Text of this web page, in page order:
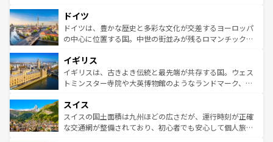
せる。地方によって風土や気候が異なるスペインはその個
性で訪れる人を魅了する。 なお、新着のスペイン情報は コ
ンテンツ一覧を参照してほしい。
で、幅広い魅力が詰まっている。華麗な宮殿、歴史的な大
聖堂、美しいビーチ、そして豊かな自然が、訪れる者を心
から魅了する。また、フランスは美食の国としても知ら
いる。シャンパンの発祥地であるランス、プロヴァンスの
香り高いラベンダー畑など、多彩な楽しみ方が可能だ。さ
らに、パリ以外の地域にも魅力が溢れており、どの街角に
れる地方に足を運ぶとそれぞれで全く異なる文化を体験で
きるだろう。 なお、新着のフランス情報はコンテンツ一覧
を参照してほしい。
ドイツ
ドイツは、豊かな歴史と多彩な文化が交差するヨーロッパ
の中心に位置する国。中世の街並みが残るロマンチック街
顔を持つこの国は、どこを歩いても飽きることがない。ベ
ルリンの文化的活気、バイエルン州のアルプスの絶景、そ
してライン川沿いのワイン畑といった風景は必見。ビール
は、お酒好きな人にはぜひ体験してほしい。 なお、新着の
ドイツ情報はコンテンツ一覧を参照してほしい。
イギリス
イギリスは、古きよき伝統と最先端が共存する国。ウェス
トミンスター寺院や大英博物館のようなランドマーク、歴
リアごとに異なる魅力がある。また、優雅なアフタヌーン
ティー、ビール好きにはたまらない英国パブ、サッカー観
戦など、本場だからこそできる体験も豊富。イギリスを旅
スイス
スイスの国土面積は九州ほどの広さだが、運行時刻が正確
な交通網が整備されており、初心者でも安心して個人旅行